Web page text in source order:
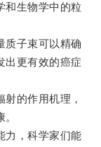
生物学中的粒
子束可以精确
出更有效的癌症
的作用机理，
，科学家们能